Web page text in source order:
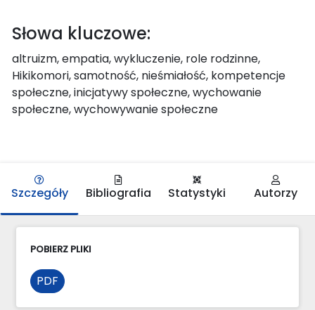
Słowa kluczowe:
altruizm, empatia, wykluczenie, role rodzinne,
Hikikomori, samotność, nieśmiałość, kompetencje
społeczne, inicjatywy społeczne, wychowanie
społeczne, wychowywanie społeczne
Szczegóły Bibliografia Statystyki Autorzy
POBIERZ PLIKI
PDF